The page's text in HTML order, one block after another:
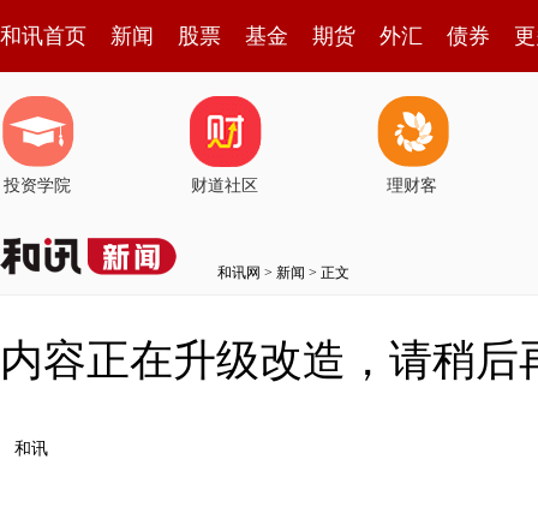
和讯首页 新闻 股票 基金 期货 外汇 债券
投资学院 财道社区 理财客
和讯网 > 新闻 > 正文
内容正在升级改造，请稍后
和讯